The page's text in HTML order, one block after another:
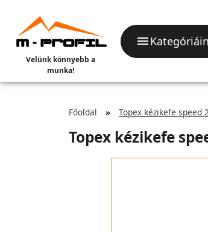
Velünk könnyebb a
munka!
Főoldal Topex kézikefe speed
Topex kézikefe